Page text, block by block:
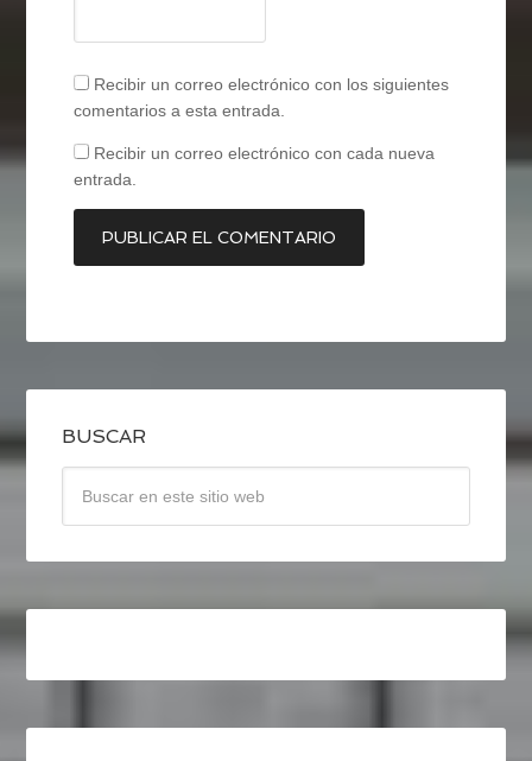
Recibir un correo electrónico con los siguientes
comentarios a esta entrada.
Recibir un correo electrónico con cada nueva
entrada.
BUSCAR